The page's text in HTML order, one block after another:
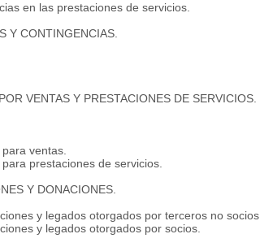
en las prestaciones de servicios.
Y CONTINGENCIAS.
VENTAS Y PRESTACIONES DE SERVICIOS.
ventas.
prestaciones de servicios.
Y DONACIONES.
y legados otorgados por terceros no socios.
y legados otorgados por socios.